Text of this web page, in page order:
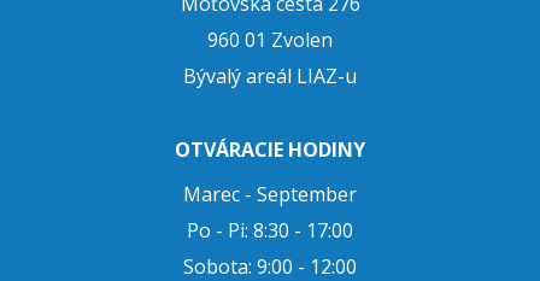
960 01 Zvolen
Bývalý areál LIAZ-u
OTVÁRACIE HODINY
Marec - September
Po - Pi: 8:30 - 17:00
Sobota: 9:00 - 12:00